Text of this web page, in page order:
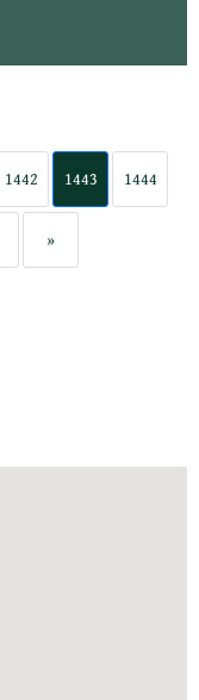
1442 1443 1444
»